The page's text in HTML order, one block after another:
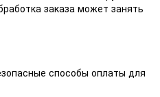
заказа может занять
способы оплаты для